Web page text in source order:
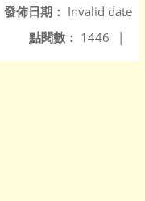
發佈日期： Invalid date
點閱數： 1446 |